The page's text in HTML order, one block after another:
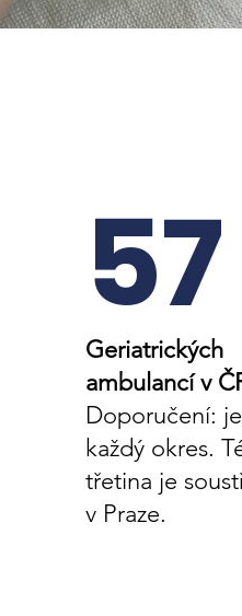
57
Geriatrických
ambulancí v
Doporučení:
každý okres.
třetina je
v Praze.